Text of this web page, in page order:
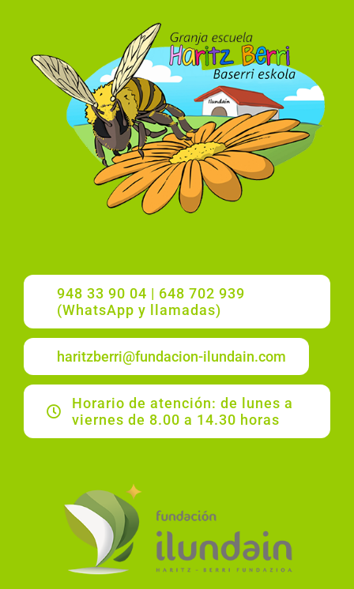
948 33 90 04 | 648 702 939
(WhatsApp y llamadas)
haritzberri@fundacion-ilundain.com
Horario de atención: de lunes a
viernes de 8.00 a 14.30 horas